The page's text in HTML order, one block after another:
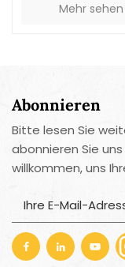
Großhandel
Mehr sehen
Abonnieren
Bitte lesen Sie
abonnieren Sie
willkommen, uns